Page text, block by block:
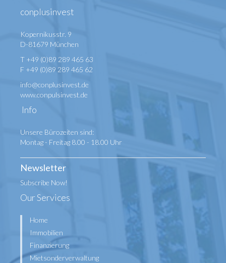
conplusinvest
Kopernikusstr. 9
D-81679 München
T +49 (0)89 289 465 63
F +49 (0)89 289 465 62
info@conplusinvest.de
www.conpulsinvest.de
Info
Unsere Bürozeiten sind:
Montag - Freitag 8.00 - 18.00 Uhr
Newsletter
Subscribe Now!
Our Services
Home
Immobilien
Finanzierung
Mietsonderverwaltung